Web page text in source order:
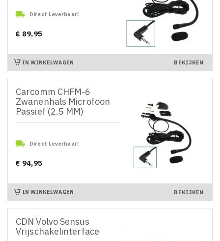
 Direct Leverbaar!
Prijs
€ 89,95
IN WINKELWAGEN BEKIJKEN
Carcomm CHFM-6
Zwanenhals Microfoon
Passief (2.5 MM)
 Direct Leverbaar!
Prijs
€ 94,95
IN WINKELWAGEN BEKIJKEN
CDN Volvo Sensus
Vrijschakelinterface